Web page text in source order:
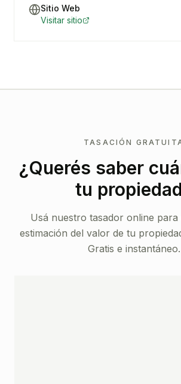
Sitio Web
Visitar sitio
TASACIÓN
¿Querés saber
tu
Usá nuestro tasador online
estimación del valor de tu
Gratis e instantáneo.